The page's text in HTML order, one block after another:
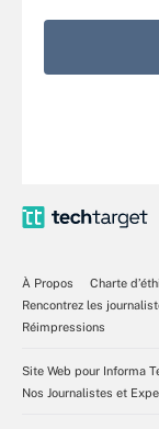
À Propos
Charte
Rencontrez les
Réimpressions
Site Web pour Informa
Nos Journalistes et